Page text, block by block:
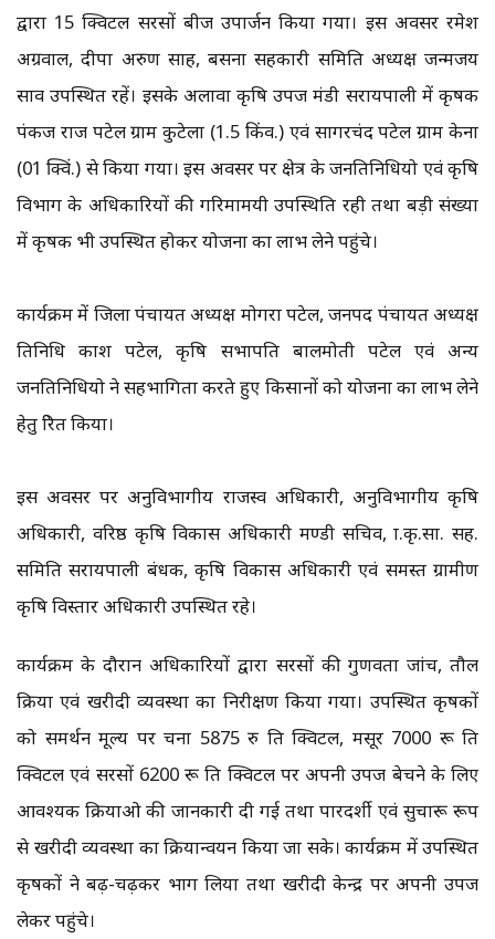
द्वारा 15 क्विटल सरसों बीज उपार्जन किया गया। इस अवसर रमेश
अग्रवाल, दीपा अरुण साह, बसना सहकारी समिति अध्यक्ष जन्मजय
साव उपस्थित रहें। इसके अलावा कृषि उपज मंडी सरायपाली में कृषक
पंकज राज पटेल ग्राम कुटेला (1.5 किंव.) एवं सागरचंद पटेल ग्राम केना
(01 क्विं.) से किया गया। इस अवसर पर क्षेत्र के जनप्रतिनिधियो एवं कृषि
विभाग के अधिकारियों की गरिमामयी उपस्थिति रही तथा बड़ी संख्या
में कृषक भी उपस्थित होकर योजना का लाभ लेने पहुंचे।
कार्यक्रम में जिला पंचायत अध्यक्ष मोगरा पटेल, जनपद पंचायत अध्यक्ष
प्रतिनिधि प्रकाश पटेल, कृषि सभापति बालमोती पटेल एवं अन्य
जनप्रतिनिधियो ने सहभागिता करते हुए किसानों को योजना का लाभ लेने
हेतु प्रेरित किया।
इस अवसर पर अनुविभागीय राजस्व अधिकारी, अनुविभागीय कृषि
अधिकारी, वरिष्ठ कृषि विकास अधिकारी मण्डी सचिव, प्रा.कृ.सा. सह.
समिति सरायपाली प्रबंधक, कृषि विकास अधिकारी एवं समस्त ग्रामीण
कृषि विस्तार अधिकारी उपस्थित रहे।
कार्यक्रम के दौरान अधिकारियों द्वारा सरसों की गुणवता जांच, तौल
प्रक्रिया एवं खरीदी व्यवस्था का निरीक्षण किया गया। उपस्थित कृषकों
को समर्थन मूल्य पर चना 5875 रु प्रति क्विटल, मसूर 7000 रू प्रति
क्विटल एवं सरसों 6200 रू प्रति क्विटल पर अपनी उपज बेचने के लिए
आवश्यक प्रक्रियाओ की जानकारी दी गई तथा पारदर्शी एवं सुचारू रूप
से खरीदी व्यवस्था का क्रियान्वयन किया जा सके। कार्यक्रम में उपस्थित
कृषकों ने बढ़-चढ़कर भाग लिया तथा खरीदी केन्द्र पर अपनी उपज
लेकर पहुंचे।